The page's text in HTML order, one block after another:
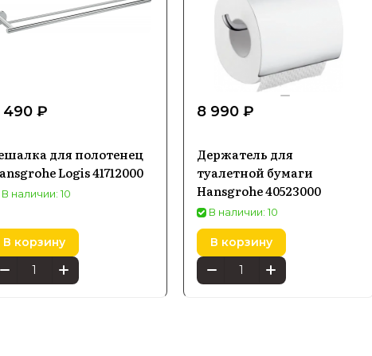
490 ₽
для полотенец
Logis 41712000
В наличии: 10
В корзину
8 990 ₽
Держатель для
туалетной бумаги
Hansgrohe 40523000
В наличии: 10
В корзину